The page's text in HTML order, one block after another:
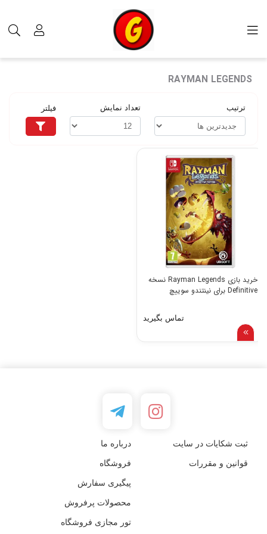
RAYMAN LEGENDS
RAYMAN LEGENDS
ترتیب تعداد نمایش فیلتر
خرید بازی Rayman Legends نسخه
Definitive برای نینتندو سوییچ
تماس بگیرید
ثبت شکایات در سایت درباره ما
قوانین و مقررات فروشگاه
پیگیری سفارش
محصولات پرفروش
تور مجازی فروشگاه